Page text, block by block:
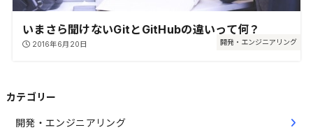
開発・エンジニアリング
いまさら聞けないGitとGitHubの違いって何？
2016年6月20日
カテゴリー
開発・エンジニアリング